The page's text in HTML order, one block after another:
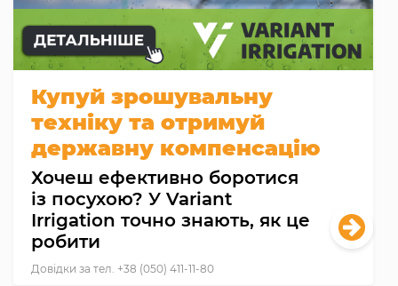
Купуй зрошувальну
техніку та отримуй
державну компенсацію
Хочеш ефективно боротися
із посухою? У Variant
Irrigation точно знають, як це
робити
Довідки за тел. +38 (050) 411-11-80